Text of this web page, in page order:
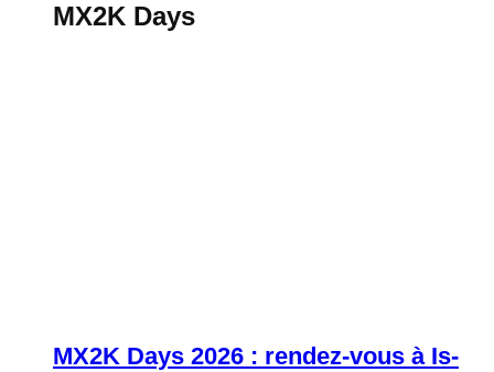
MX2K Days
MX2K Days 2026 : rendez-vous à Is-